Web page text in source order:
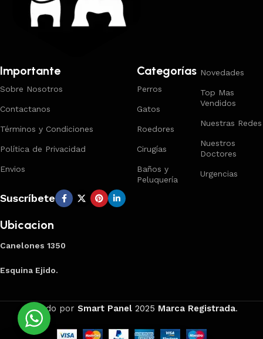
Importante
Sobre Nosotros
Contactanos
Términos y Condiciones
Política de Privacidad
Envios
Categorías
Perros
Gatos
Roedores
Cirugías
Baños y
Peluquería
Novedades
Top Mas
Vendidos
Nuestras Redes
Nuestros
Doctores
Urgencias
Suscríbete
Ubicacion
Canelones 1350
Esquina Ejido.
Creado por Smart Panel 2025 Marca Registrada.